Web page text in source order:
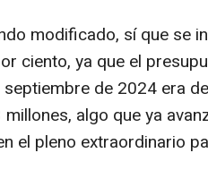
modificado, sí que se
ciento, ya que el
de 2024 era
millones, algo que ya
el pleno extraordinario